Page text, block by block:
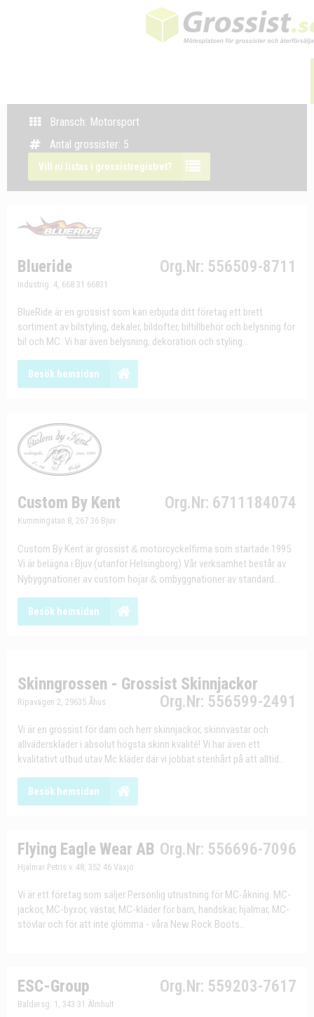
Bransch: Motorsport
Antal grossister: 5
Vill ni listas i grossistregistret?
Blueride Org.Nr: 556509-8711
Industrig. 4, 668 31 66831
BlueRide är en grossist som kan erbjuda ditt företag ett brett
sortiment av bilstyling, dekaler, bildofter, biltillbehör och belysning för
bil och MC. Vi har även belysning, dekoration och styling...
Besök hemsidan
Custom By Kent Org.Nr: 6711184074
Kummingatan 8, 267 36 Bjuv
Custom By Kent är grossist & motorcyckelfirma som startade 1995
Vi är belägna i Bjuv (utanför Helsingborg) Vår verksamhet består av
Nybyggnationer av custom hojar & ombyggnationer av standard...
Besök hemsidan
Skinngrossen - Grossist Skinnjackor
Org.Nr: 556599-2491
Ripavägen 2, 29635 Åhus
Vi är en grossist för dam och herr skinnjackor, skinnvästar och
allväderskläder i absolut högsta skinn kvalité! Vi har även ett
kvalitativt utbud utav Mc kläder där vi jobbat stenhårt på att alltid...
Besök hemsidan
Flying Eagle Wear AB Org.Nr: 556696-7096
Hjalmar Petris v. 48, 352 46 Växjö
Vi är ett företag som säljer Personlig utrustning för MC-åkning. MC-
jackor, MC-byxor, västar, MC-kläder för barn, handskar, hjälmar, MC-
stövlar och för att inte glömma - våra New Rock Boots...
ESC-Group Org.Nr: 559203-7617
Baldersg. 1, 343 31 Älmhult